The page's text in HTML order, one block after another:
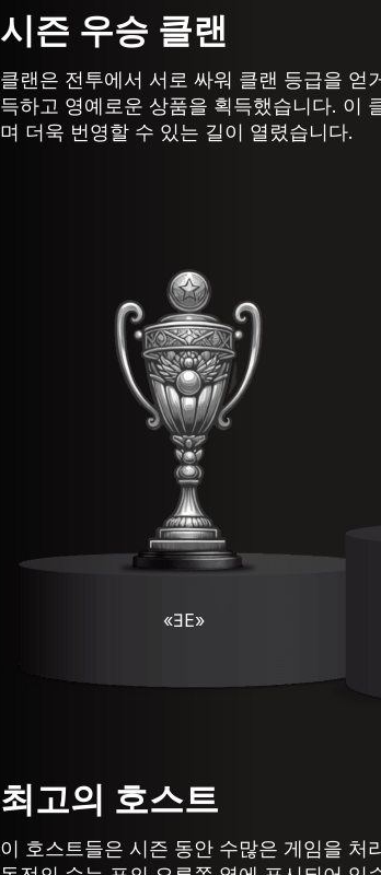
시즌 우승 클랜
클랜은 전투에서 서로 싸워 클랜 등급을 얻
득하고 영예로운 상품을 획득했습니다. 이
며 더욱 번영할 수 있는 길이 열렸습니다.
«ƎE»
최고의 호스트
이 호스트들은 시즌 동안 수많은 게임을 처